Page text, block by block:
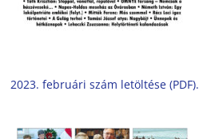
2023. februári szám letöltése (PDF).